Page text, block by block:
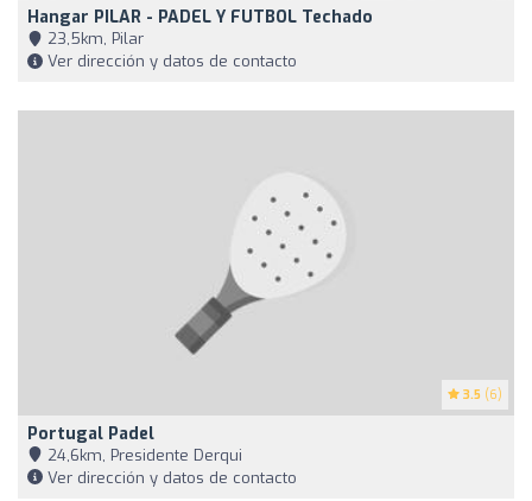
Hangar PILAR - PADEL Y FUTBOL Techado
23,5km, Pilar
Ver dirección y datos de contacto
3.5 (6)
Portugal Padel
24,6km, Presidente Derqui
Ver dirección y datos de contacto